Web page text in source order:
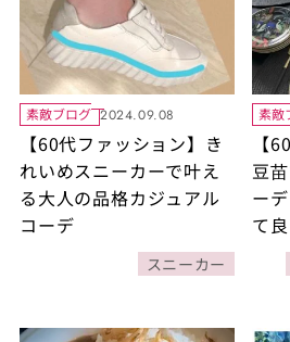
素敵ブログ 2024.09.08
【60代ファッション】き
れいめスニーカーで叶え
る大人の品格カジュアル
コーデ
スニーカー
素敵
【
豆
ー
て
み方